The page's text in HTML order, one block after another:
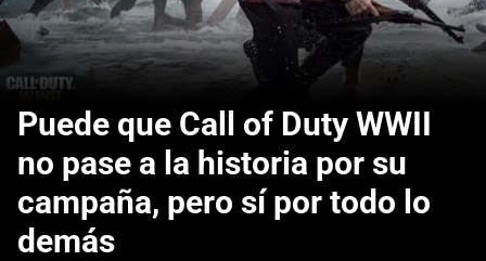
Puede que Call of Duty WWII
no pase a la historia por su
campaña, pero sí por todo lo
demás